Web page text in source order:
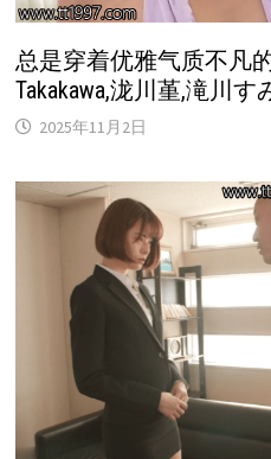
总是穿着优雅气质不凡
Takakawa,泷川堇,滝川す
2025年11月2日